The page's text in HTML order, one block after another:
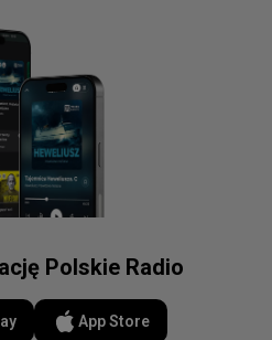
Polskie Radio
App Store